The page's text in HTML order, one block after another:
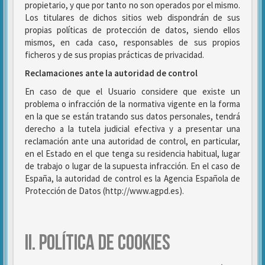
propietario, y que por tanto no son operados por el mismo.
Los titulares de dichos sitios web dispondrán de sus
propias políticas de protección de datos, siendo ellos
mismos, en cada caso, responsables de sus propios
ficheros y de sus propias prácticas de privacidad.
Reclamaciones ante la autoridad de control
En caso de que el Usuario considere que existe un
problema o infracción de la normativa vigente en la forma
en la que se están tratando sus datos personales, tendrá
derecho a la tutela judicial efectiva y a presentar una
reclamación ante una autoridad de control, en particular,
en el Estado en el que tenga su residencia habitual, lugar
de trabajo o lugar de la supuesta infracción. En el caso de
España, la autoridad de control es la Agencia Española de
Protección de Datos (http://www.agpd.es).
II. POLÍTICA DE COOKIES